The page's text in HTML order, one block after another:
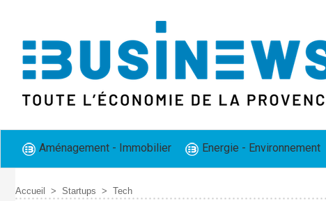
Aménagement - Immobilier Energie - Environnement
Accueil > Startups > Tech